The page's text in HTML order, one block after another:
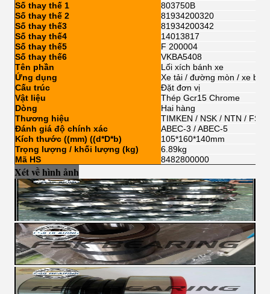
Số thay thế 1
803750B
Số thay thế 2
81934200320
Số thay thế3
81934200342
Số thay thế4
14013817
Số thay thế5
F 200004
Số thay thế6
VKBA5408
Tên phần
Lối xích bánh xe
Ứng dụng
Xe tải / đường mòn / xe buýt
Cấu trúc
Đặt đơn vị
Vật liệu
Thép Gcr15 Chrome
Dòng
Hai hàng
Thương hiệu
TIMKEN / NSK / NTN /
Đánh giá độ chính xác
ABEC-3 / ABEC-5
Kích thước ((mm) ((d*D*b)
105*160*140mm
Trọng lượng / khối lượng (kg)
6.89kg
Mã HS
8482800000
Xét về hình ảnh